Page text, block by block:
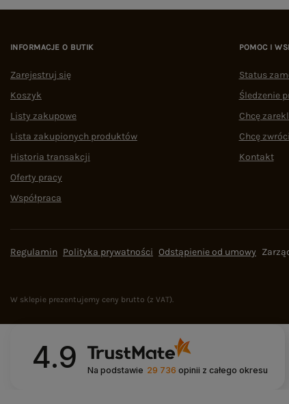
INFORMACJE O BUTIK
Zarejestruj się
Koszyk
Listy zakupowe
Lista zakupionych produktów
Historia transakcji
Oferty pracy
Współpraca
POMOC I
Status
Śledzenie
Chcę
Chcę
Kontakt
Regulamin Polityka prywatności Odstąpienie od umowy
W sklepie prezentujemy ceny brutto (z VAT).
4.9 Na podstawie 29 736 opinii z całego okresu